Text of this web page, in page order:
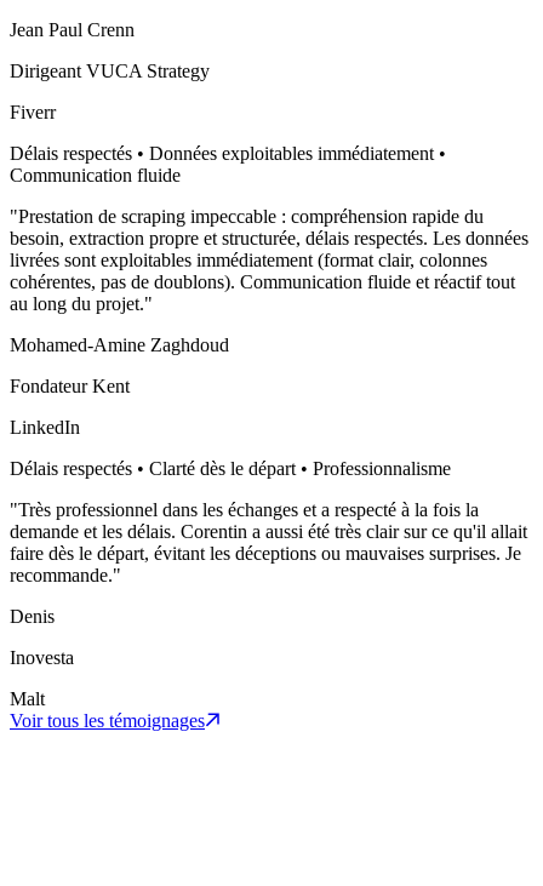
Jean Paul Crenn
Dirigeant VUCA Strategy
Fiverr
Délais respectés • Données exploitables immédiatement •
Communication fluide
"Prestation de scraping impeccable : compréhension rapide du
besoin, extraction propre et structurée, délais respectés. Les données
livrées sont exploitables immédiatement (format clair, colonnes
cohérentes, pas de doublons). Communication fluide et réactif tout
au long du projet."
Mohamed-Amine Zaghdoud
Fondateur Kent
LinkedIn
Délais respectés • Clarté dès le départ • Professionnalisme
"Très professionnel dans les échanges et a respecté à la fois la
demande et les délais. Corentin a aussi été très clair sur ce qu'il allait
faire dès le départ, évitant les déceptions ou mauvaises surprises. Je
recommande."
Denis
Inovesta
Malt
Voir tous les témoignages